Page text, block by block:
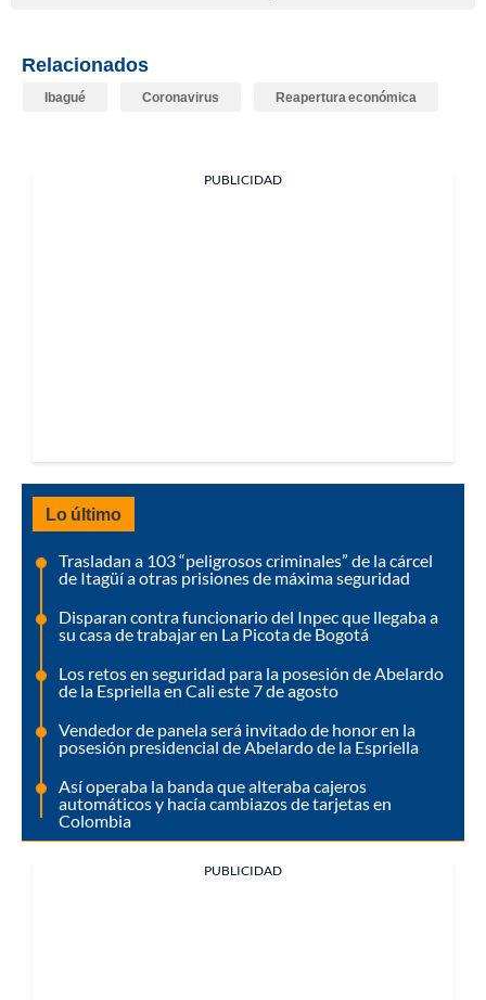
Relacionados
Ibagué Coronavirus Reapertura económica
PUBLICIDAD
Lo último
Trasladan a 103 “peligrosos criminales” de la cárcel
de Itagüí a otras prisiones de máxima seguridad
Disparan contra funcionario del Inpec que llegaba a
su casa de trabajar en La Picota de Bogotá
Los retos en seguridad para la posesión de Abelardo
de la Espriella en Cali este 7 de agosto
Vendedor de panela será invitado de honor en la
posesión presidencial de Abelardo de la Espriella
Así operaba la banda que alteraba cajeros
automáticos y hacía cambiazos de tarjetas en
Colombia
PUBLICIDAD